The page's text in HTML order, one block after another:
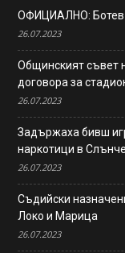
ОФИЦИАЛНО: Ботев
26.07.2023
Общинският съвет
договора за
26.07.2023
Задържаха бивш
наркотици в
26.07.2023
Съдийски
Локо и Марица
26.07.2023